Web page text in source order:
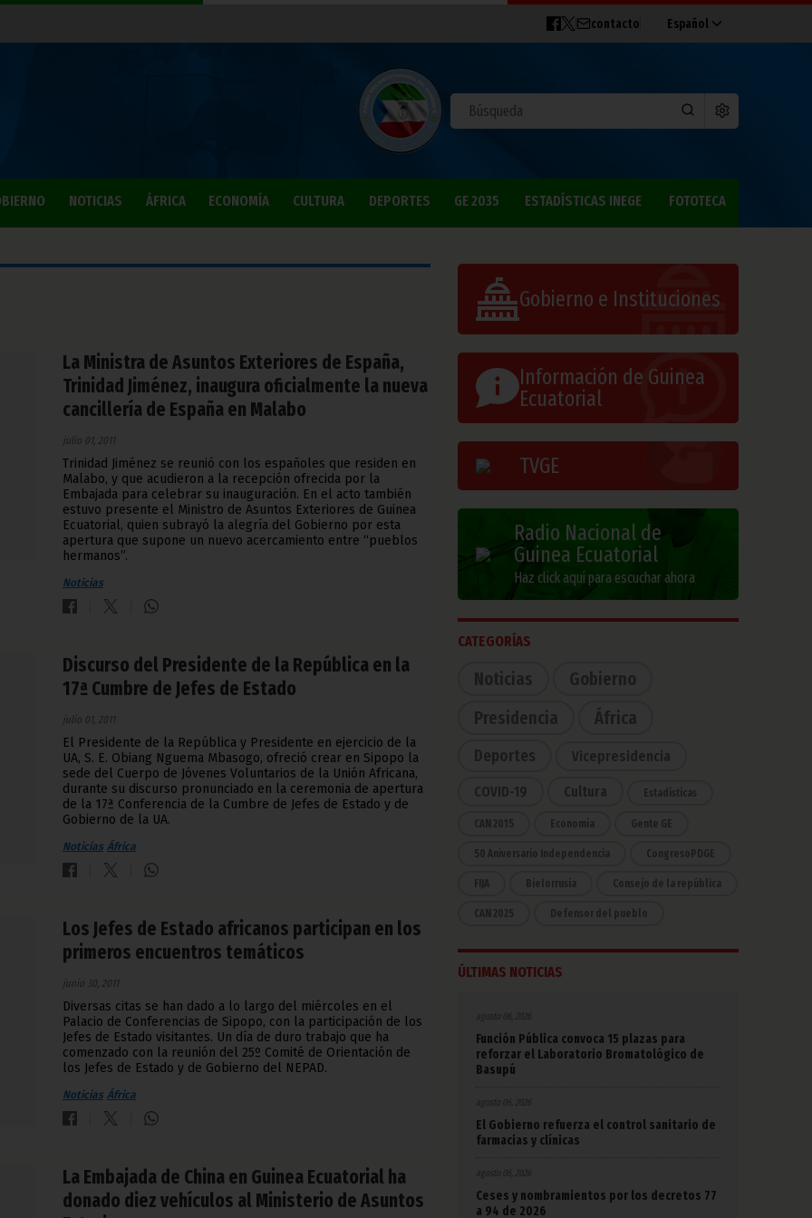
contacto Español
NOTICIAS ÁFRICA ECONOMÍA CULTURA DEPORTES GE 2035 ESTADÍSTICAS INEGE FOTOTECA
La Ministra de Asuntos Exteriores de España,
Trinidad Jiménez, inaugura oficialmente la nueva
cancillería de España en Malabo
julio 01, 2011
Trinidad Jiménez se reunió con los españoles que residen en
Malabo, y que acudieron a la recepción ofrecida por la
Embajada para celebrar su inauguración. En el acto también
estuvo presente el Ministro de Asuntos Exteriores de Guinea
Ecuatorial, quien subrayó la alegría del Gobierno por esta
apertura que supone un nuevo acercamiento entre “pueblos
hermanos”.
Noticias
Discurso del Presidente de la República en la
17ª Cumbre de Jefes de Estado
julio 01, 2011
El Presidente de la República y Presidente en ejercicio de la
UA, S. E. Obiang Nguema Mbasogo, ofreció crear en Sipopo la
sede del Cuerpo de Jóvenes Voluntarios de la Unión Africana,
durante su discurso pronunciado en la ceremonia de apertura
de la 17ª Conferencia de la Cumbre de Jefes de Estado y de
Gobierno de la UA.
Noticias África
Los Jefes de Estado africanos participan en los
primeros encuentros temáticos
junio 30, 2011
Diversas citas se han dado a lo largo del miércoles en el
Palacio de Conferencias de Sipopo, con la participación de los
Jefes de Estado visitantes. Un día de duro trabajo que ha
comenzado con la reunión del 25º Comité de Orientación de
los Jefes de Estado y de Gobierno del NEPAD.
Noticias África
La Embajada de China en Guinea Ecuatorial ha
donado diez vehículos al Ministerio de Asuntos
Gobierno e Instituciones
Información de Guinea
Ecuatorial
TVGE
Radio Nacional de
Guinea Ecuatorial
Haz click aquí para escuchar ahora
CATEGORÍAS
Noticias
Gobierno
Presidencia
África
Deportes Vicepresidencia
COVID-19 Cultura Estadísticas
CAN 2015 Economía Gente GE
50 Aniversario Independencia CongresoPDGE
FIJA Bielorrusia Consejo de la república
CAN 2025 Defensor del pueblo
ÚLTIMAS NOTICIAS
agosto 06, 2026
Función Pública convoca 15 plazas para
reforzar el Laboratorio Bromatológico de
Basupú
agosto 06, 2026
El Gobierno refuerza el control sanitario de
farmacias y clínicas
agosto 06, 2026
Ceses y nombramientos por los decretos 77
a 94 de 2026